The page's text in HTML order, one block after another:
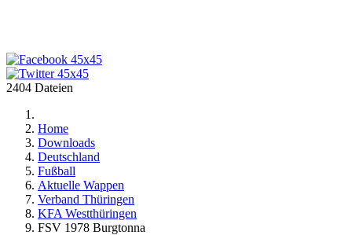
2404 Dateien
Home
Downloads
Deutschland
Fußball
Aktuelle Wappen
Verband Thüringen
KFA Westthüringen
FSV 1978 Burgtonna